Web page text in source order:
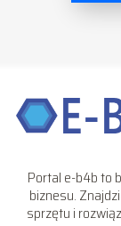
Portal e-b4b to
biznesu.
sprzętu i